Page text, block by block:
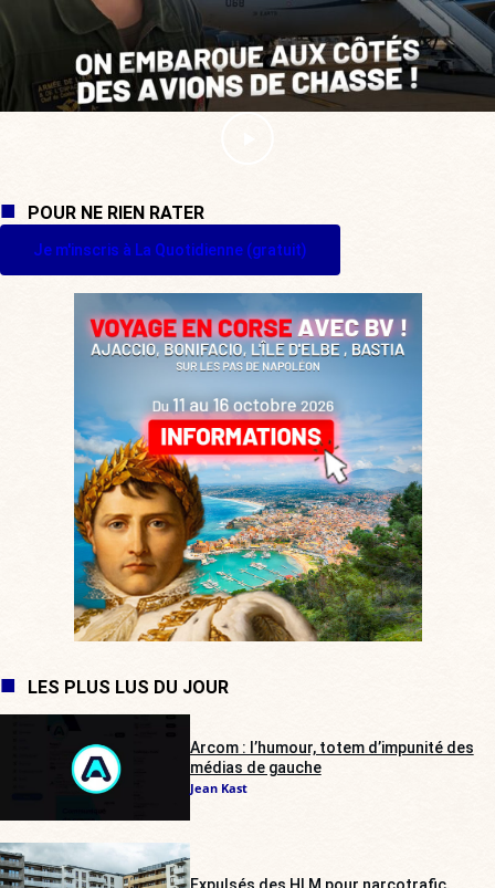
POUR NE RIEN RATER
Je m'inscris à La Quotidienne (gratuit)
LES PLUS LUS DU JOUR
Arcom : l’humour, totem d’impunité des
médias de gauche
Jean Kast
Expulsés des HLM pour narcotrafic,